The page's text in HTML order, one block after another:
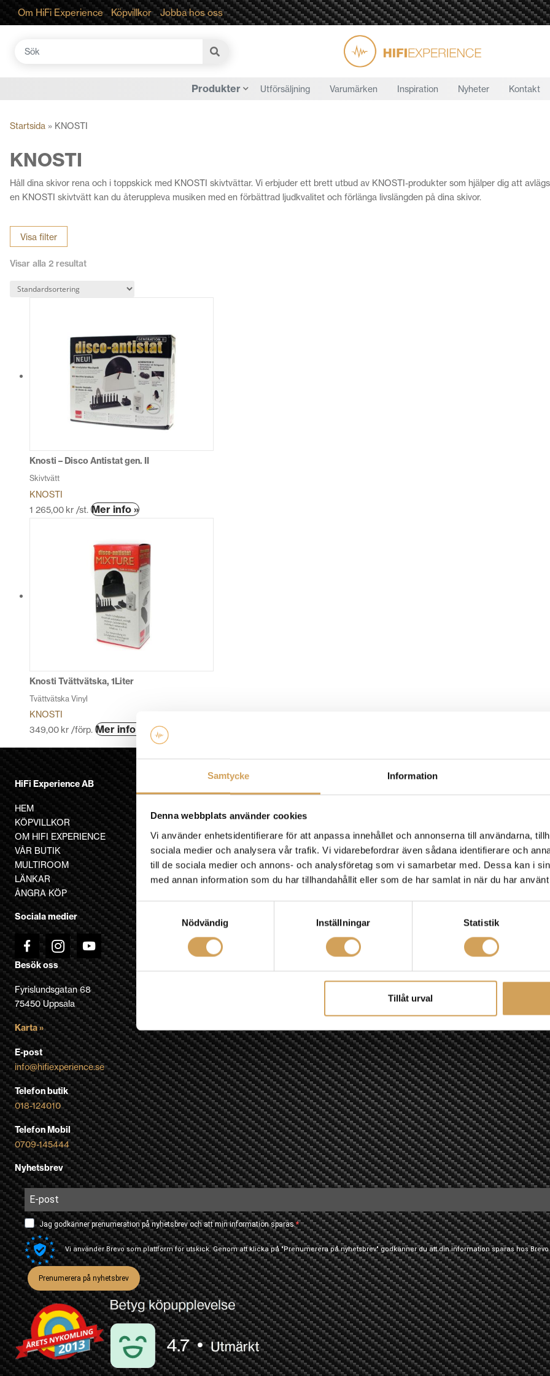
Samtycke Information
Denna webbplats använder cookies
Vi använder enhetsidentifierare för att anpassa innehållet och annonserna till användarna,
sociala medier och analysera vår trafik. Vi vidarebefordrar även sådana identifierare och
till de sociala medier och annons- och analysföretag som vi samarbetar med. Dessa kan i
med annan information som du har tillhandahållit eller som de har samlat in när du har
Samtyckesval
Nödvändig
Inställningar Statistik
Tillåt urval
Om HiFi Experience Köpvillkor Jobba hos oss
Sök
Produkter Utförsäljning Varumärken Inspiration Nyheter Kontakt
Startsida » KNOSTI
KNOSTI
Håll dina skivor rena och i toppskick med KNOSTI skivtvättar. Vi erbjuder ett brett utbud av KNOSTI-produkter som hjälper dig att
en KNOSTI skivtvätt kan du återuppleva musiken med en förbättrad ljudkvalitet och förlänga livslängden på dina skivor.
Visa filter
Visar alla 2 resultat
Knosti – Disco Antistat gen. II
Skivtvätt
KNOSTI
1 265,00 kr /st. Mer info »
Knosti Tvättvätska, 1Liter
Tvättvätska Vinyl
KNOSTI
349,00 kr /förp. Mer info »
HiFi Experience AB
HEM
KÖPVILLKOR
OM HIFI EXPERIENCE
VÅR BUTIK
MULTIROOM
LÄNKAR
ÅNGRA KÖP
Sociala medier
Besök oss
Fyrislundsgatan 68
75450 Uppsala
Karta »
E-post
info@hifiexperience.se
Telefon butik
018-124010
Telefon Mobil
0709-145444
Nyhetsbrev
Jag godkänner prenumeration på nyhetsbrev och att min information sparas.
Vi använder Brevo som plattform för utskick. Genom att klicka på "Prenumerera på nyhetsbrev" godkänner du att din information sparas hos
Prenumerera på nyhetsbrev